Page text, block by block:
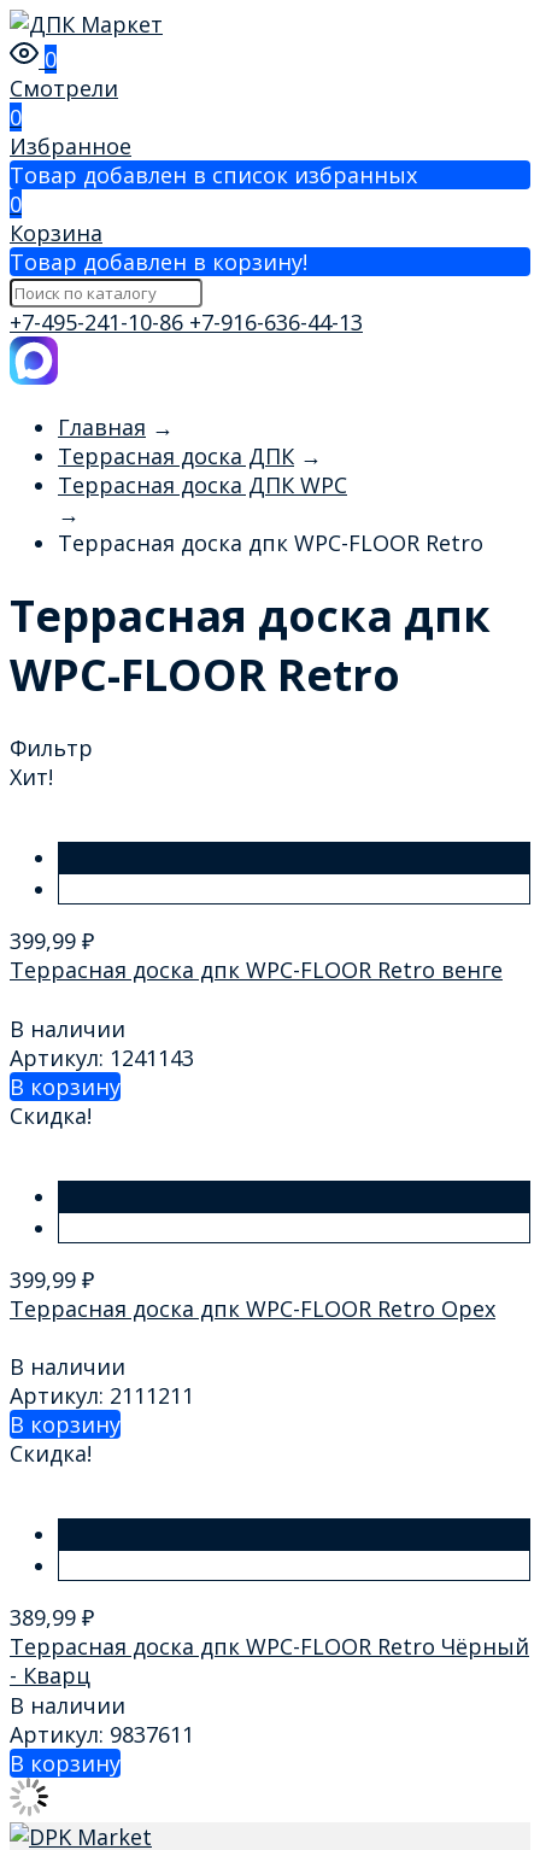
0
Смотрели
0
Избранное
Товар добавлен в список избранных
0
Корзина
Товар добавлен в корзину!
+7-495-241-10-86 +7-916-636-44-13
Главная →
Террасная доска ДПК →
Террасная доска ДПК WPC
→
Террасная доска дпк WPC-FLOOR Retro
Террасная доска дпк
WPC-FLOOR Retro
Фильтр
Хит!
399,99 ₽
Террасная доска дпк WPC-FLOOR Retro венге
В наличии
Артикул: 1241143
В корзину
Скидка!
399,99 ₽
Террасная доска дпк WPC-FLOOR Retro Орех
В наличии
Артикул: 2111211
В корзину
Скидка!
389,99 ₽
Террасная доска дпк WPC-FLOOR Retro Чёрный
- Кварц
В наличии
Артикул: 9837611
В корзину